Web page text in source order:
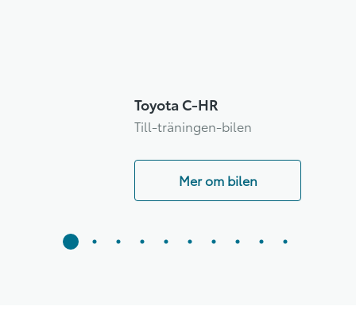
Toyota C-HR
Till-träningen-bilen
Mer om bilen